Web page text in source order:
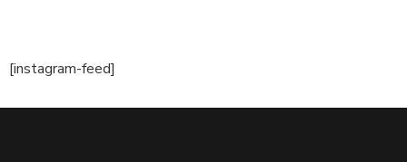
[instagram-feed]